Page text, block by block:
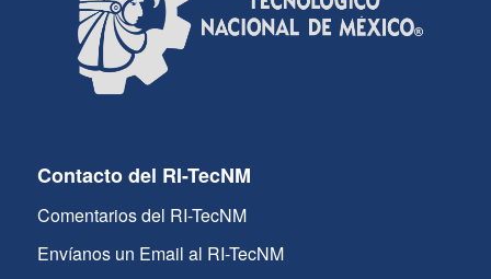
Contacto del RI-TecNM
Comentarios del RI-TecNM
Envíanos un Email al RI-TecNM